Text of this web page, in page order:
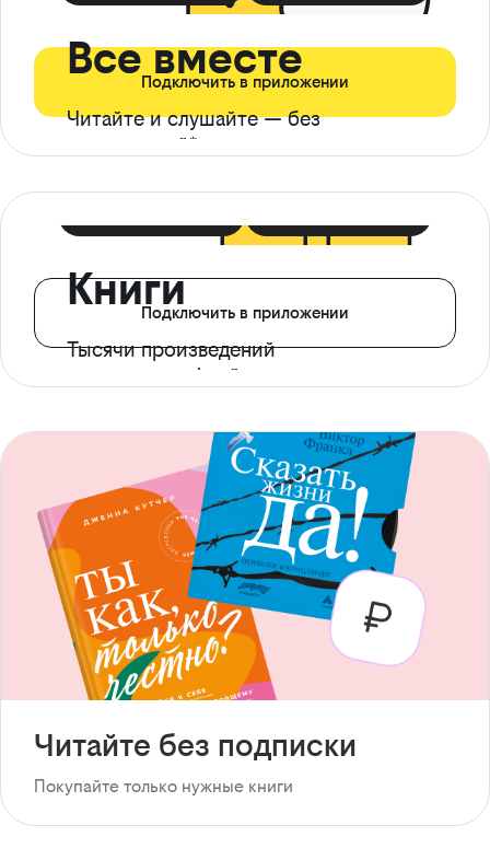
Все вместе
Читайте и слушайте — без
ограничений*
Подключить в приложении
Книги
Тысячи произведений
с доступом офлайн
Подключить в приложении
Читайте без подписки
Покупайте только нужные книги